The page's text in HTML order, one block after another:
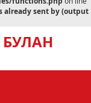
already sent by (output